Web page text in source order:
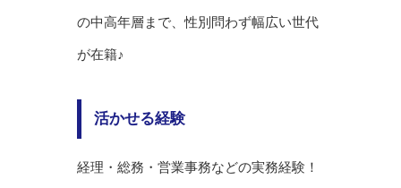
の中高年層まで、性別問わず幅広い世代
が在籍♪
活かせる経験
経理・総務・営業事務などの実務経験！